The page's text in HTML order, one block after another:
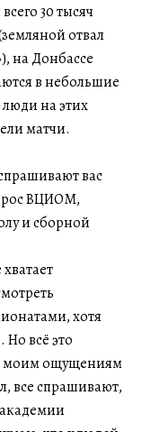
30 тысяч
отвал
на Донбассе
в небольшие
люди на этих
матчи.
вас
ВЦИОМ,
и сборной
хотя
всё это
моим ощущениям
все спрашивают,